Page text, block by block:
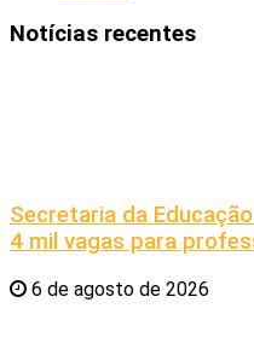
Notícias recentes
Secretaria da
4 mil vagas para
6 de agosto de 2026